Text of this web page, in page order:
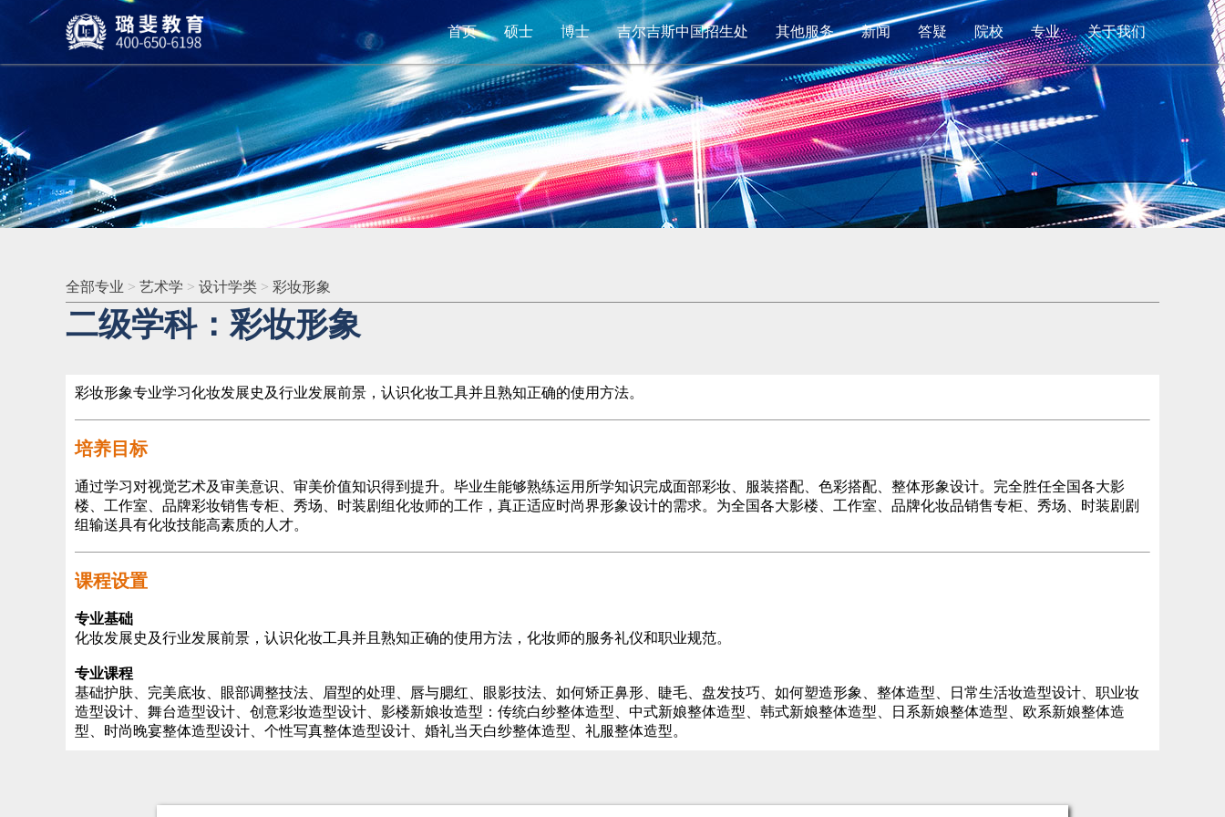
首页 硕士 博士 吉尔吉斯中国招生处 其他服务 新闻 答疑 院校 专业 关于我们
全部专业 > 艺术学 > 设计学类 > 彩妆形象
二级学科：彩妆形象
彩妆形象专业学习化妆发展史及行业发展前景，认识化妆工具并且熟知正确的使用方法。
培养目标
通过学习对视觉艺术及审美意识、审美价值知识得到提升。毕业生能够熟练运用所学知识完成面部彩妆、服装搭配、色彩搭配、整体形象设计。完全胜任全国各大影
楼、工作室、品牌彩妆销售专柜、秀场、时装剧组化妆师的工作，真正适应时尚界形象设计的需求。为全国各大影楼、工作室、品牌化妆品销售专柜、秀场、时装剧剧
组输送具有化妆技能高素质的人才。
课程设置
专业基础
化妆发展史及行业发展前景，认识化妆工具并且熟知正确的使用方法，化妆师的服务礼仪和职业规范。
专业课程
基础护肤、完美底妆、眼部调整技法、眉型的处理、唇与腮红、眼影技法、如何矫正鼻形、睫毛、盘发技巧、如何塑造形象、整体造型、日常生活妆造型设计、职业妆
造型设计、舞台造型设计、创意彩妆造型设计、影楼新娘妆造型：传统白纱整体造型、中式新娘整体造型、韩式新娘整体造型、日系新娘整体造型、欧系新娘整体造
型、时尚晚宴整体造型设计、个性写真整体造型设计、婚礼当天白纱整体造型、礼服整体造型。